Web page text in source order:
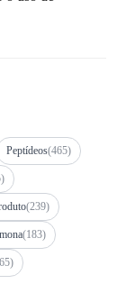
Peptídeos(465)
(239)
(183)